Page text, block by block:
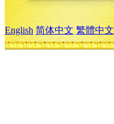
English 简体中文 繁體中文